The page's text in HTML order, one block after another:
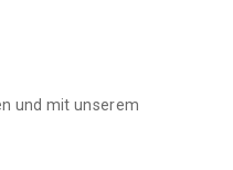
und mit unserem